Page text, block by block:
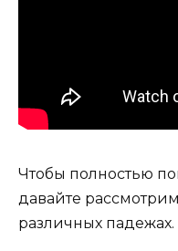
Чтобы полностью
давайте
различных падежах.